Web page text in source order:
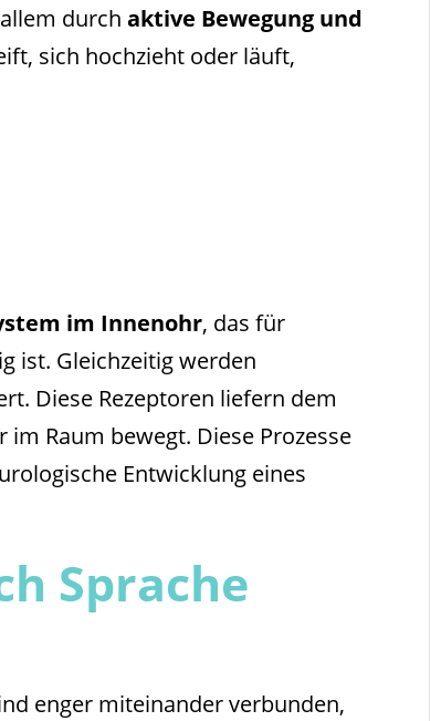
durchaktive Bewegung und
sich hochzieht oder läuft,
im Innenohr, das für
ist. Gleichzeitig werden
Diese Rezeptoren liefern dem
Raum bewegt. Diese Prozesse
Entwicklung eines
Sprache
enger miteinander verbunden,